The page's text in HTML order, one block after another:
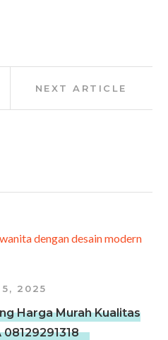
NEXT ARTICLE
5, 2025
Harga Murah Kualitas